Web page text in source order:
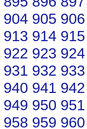
904 905 906
913 914 915
922 923 924
931 932 933
940 941 942
949 950 951
958 959 960